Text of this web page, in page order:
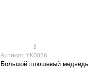
3
Артикул: YK0056
Большой плюшевый медведь